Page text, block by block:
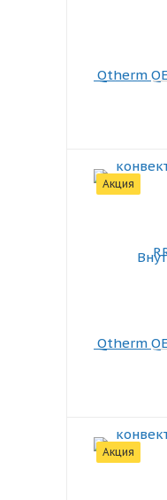
Акция
Акция